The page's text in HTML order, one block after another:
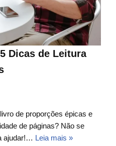
Dicas de Leitura
de proporções épicas e
de páginas? Não se
ajudar!… Leia mais »